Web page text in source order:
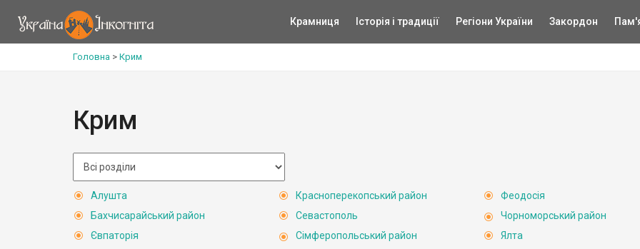
Крамниця Історія і традиції Регіони України Закордон
Головна > Крим
Крим
Алушта
Бахчисарайський район
Євпаторія
Красноперекопський район
Севастополь
Сімферопольський район
Феодосія
Чорноморський район
Ялта